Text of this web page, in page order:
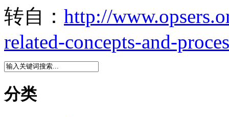
转自： http://
related-concepts-and-
分类